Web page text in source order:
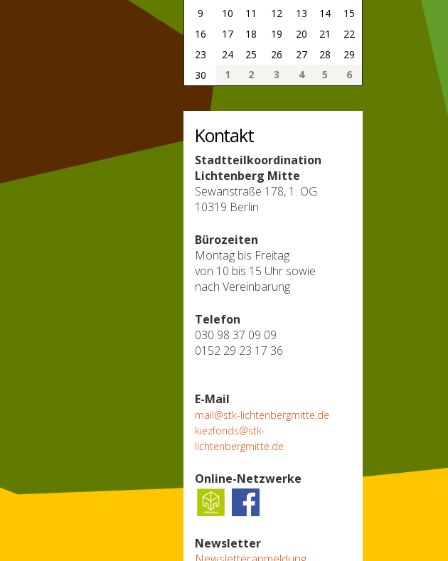
9
10 11 12 13 14
15
16
17 18 19 20 21
22
23
24 25 26 27 28
29
30
1 2 3 4 5 6
Kontakt
Stadtteilkoordination
Lichtenberg Mitte
Sewanstraße 178, 1. OG
10319 Berlin
Bürozeiten
Montag bis Freitag
von 10 bis 15 Uhr sowie
nach Vereinbarung
Telefon
030 98 37 09 09
0152 29 23 17 36
E-Mail
mail@stk-lichtenbergmitte.de
kiezfonds@stk-
lichtenbergmitte.de
Online-Netzwerke
Newsletter